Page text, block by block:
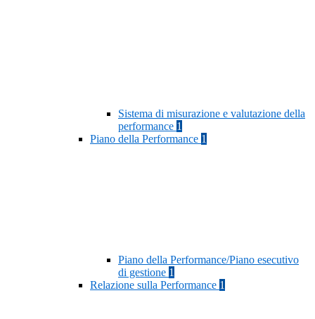
Sistema di misurazione e valutazione della
performance 1
Piano della Performance 1
Piano della Performance/Piano esecutivo
di gestione 1
Relazione sulla Performance 1